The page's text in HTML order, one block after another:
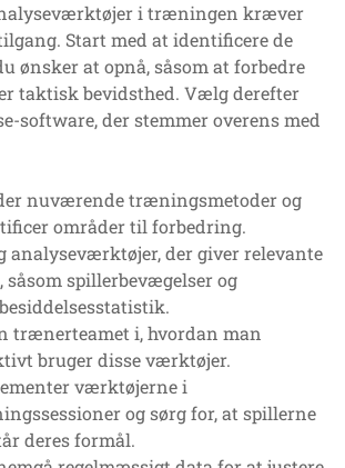
i træningen kræver
Start med at identificere de
ønsker at opnå, såsom at forbedre
taktisk bevidsthed. Vælg derefter
software, der stemmer overens med
nuværende træningsmetoder og
områder til forbedring.
analyseværktøjer, der giver relevante
såsom spillerbevægelser og
trænerteamet i, hvordan man
bruger disse værktøjer.
værktøjerne i
og sørg for, at spillerne
deres formål.